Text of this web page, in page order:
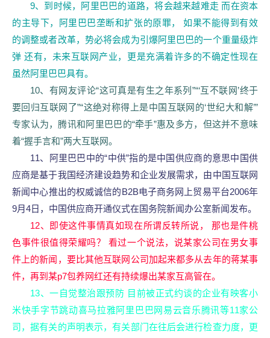
9、到时候，阿里巴巴的道路，将会越来越难走 而在资本
的主导下，阿里巴巴垄断和扩张的原罪， 如果不能得到有效
的调整或者改革，势必将会成为引爆阿里巴巴的一个重量级炸
弹 还有，未来互联网产业，更是充满着许多的不确定性现在
虽然阿里巴巴具有。
10、有网友评论“这可真是有生之年系列”“‘互不联网’终于
要回归互联网了”“这绝对称得上是中国互联网的‘世纪大和解’”
专家认为，腾讯和阿里巴巴的“牵手”惠及多方，但这并不意味
着“握手言和”两大互联网。
11、阿里巴巴中的“中供”指的是中国供应商的意思中国供
应商是基于我国经济建设趋势和企业发展需求，由中国互联网
新闻中心推出的权威诚信的B2B电子商务网上贸易平台2006年
9月4日，中国供应商开通仪式在国务院新闻办公室新闻发布。
12、即使这件事情真如现在所谓反转所说， 那也是件桃
色事件很值得荣耀吗？ 看过一个说法，说某家公司在男女事
件上的新闻，要比其他互联网公司加起来都多从去年的蒋某事
件，再到某p7包养网红还有持续爆出某家互高管在。
13、一自觉整治跟预防 目前被正式约谈的企业有映客小
米快手字节跳动喜马拉雅阿里巴巴网易云音乐腾讯等11家公
司，据有关的声明表示，有关部门在往后会进行检查力度，更